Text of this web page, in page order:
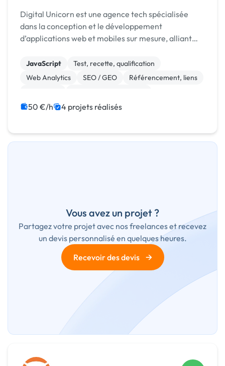
Digital Unicorn est une agence tech spécialisée
dans la conception et le développement
d’applications web et mobiles sur mesure, alliant
JavaScript
Test, recette, qualification
Web Analytics
SEO / GEO
Référencement, liens
CSS, HTML, XML
CMS Site E-commerce
50 €/h 4 projets réalisés
Vous avez un projet ?
Partagez votre projet avec nos freelances et recevez
un devis personnalisé en quelques heures.
Recevoir des devis
→